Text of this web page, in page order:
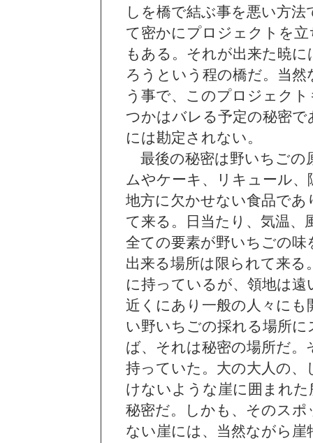
しを橋で結ぶ事を悪い方
て密かにプロジェクトを
もある。それが出来た暁
ろうという程の橋だ。当
う事で、このプロジェク
つかはバレる予定の秘密
には勘定されない。
最後の秘密は野いちごの
ムやケーキ、リキュール
地方に欠かせない食品で
て来る。日当たり、気温、
全ての要素が野いちごの
出来る場所は限られて来
に持っているが、領地は
近くにあり一般の人々に
い野いちごの採れる場所
ば、それは秘密の場所だ
持っていた。大の大人の
けないような崖に囲まれ
秘密だ。しかも、そのス
ない崖には、当然ながら